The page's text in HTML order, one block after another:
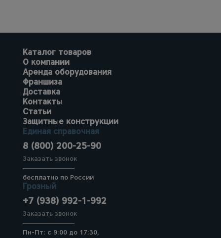
Каталог товаров
О компании
Аренда оборудования
Франшиза
Доставка
Контакты
Статьи
Защитные конструкции
Единая справочная
8 (800) 200-25-90
Заказать звонок
бесплатно по России
Грозный
+7 (938) 992-1-992
Заказать звонок
Пн-Пт: с 9:00 до 17:30,